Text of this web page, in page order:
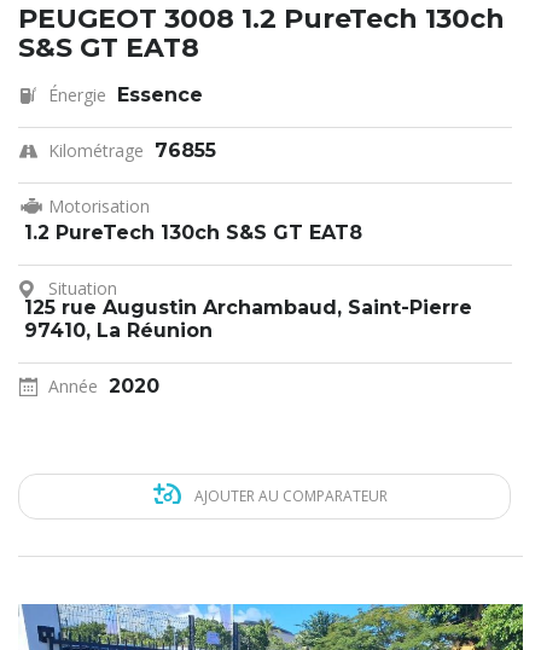
PEUGEOT 3008 1.2 PureTech 130ch
S&S GT EAT8
Énergie Essence
Kilométrage 76855
Motorisation
1.2 PureTech 130ch S&S GT EAT8
Situation
125 rue Augustin Archambaud, Saint-Pierre
97410, La Réunion
Année 2020
AJOUTER AU COMPARATEUR